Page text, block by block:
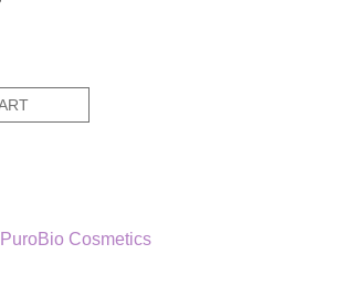
Cosmetics